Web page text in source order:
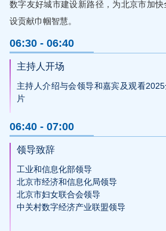
数字友好城市建设新路径，为北京市加
设贡献巾帼智慧。
06:30 - 06:40
主持人开场
主持人介绍与会领导和嘉宾及观看
片
06:40 - 07:00
领导致辞
工业和信息化部领导
北京市经济和信息化局领导
北京市妇女联合会领导
中关村数字经济产业联盟领导